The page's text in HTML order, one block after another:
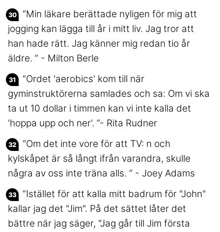
“Min läkare berättade nyligen för mig att
jogging kan lägga till år i mitt liv. Jag tror att
han hade rätt. Jag känner mig redan tio år
äldre. ” - Milton Berle
“Ordet 'aerobics' kom till när
gyminstruktörerna samlades och sa: Om vi ska
ta ut 10 dollar i timmen kan vi inte kalla det
'hoppa upp och ner'. ”- Rita Rudner
“Om det inte vore för att TV: n och
kylskåpet är så långt ifrån varandra, skulle
några av oss inte träna alls. ” - Joey Adams
“Istället för att kalla mitt badrum för "John"
kallar jag det "Jim". På det sättet låter det
bättre när jag säger, "Jag går till Jim första